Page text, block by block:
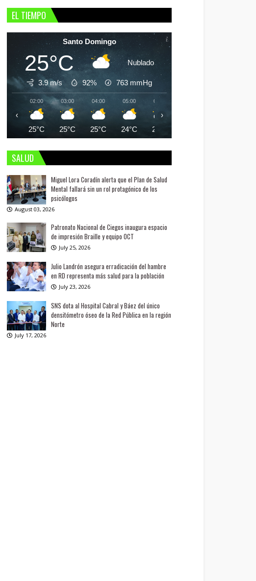
EL TIEMPO
Santo Domingo
25°C Nublado
3.9 m/s 92% 763 mmHg
02:00
25°C
03:00
25°C
04:00
25°C
05:00
24°C
06:00
24°C
‹ ›
SALUD
Miguel Lora Coradín alerta que el Plan de Salud
Mental fallará sin un rol protagónico de los
psicólogos
August 03, 2026
Patronato Nacional de Ciegos inaugura espacio
de impresión Braille y equipo OCT
July 25, 2026
Julio Landrón asegura erradicación del hambre
en RD representa más salud para la población
July 23, 2026
SNS dota al Hospital Cabral y Báez del único
densitómetro óseo de la Red Pública en la región
Norte
July 17, 2026